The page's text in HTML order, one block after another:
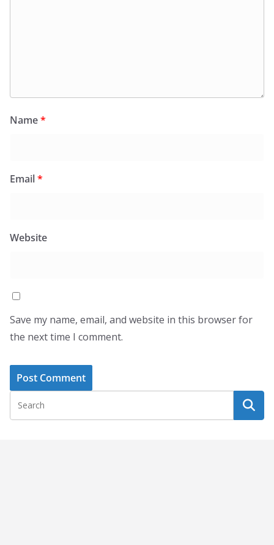
Name*
Email*
Website
Save my name, email, and website in this browser for
the next time I comment.